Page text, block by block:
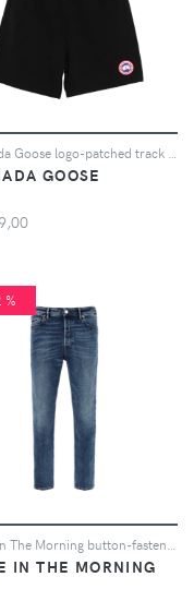
GOOSE
IN THE MORNING